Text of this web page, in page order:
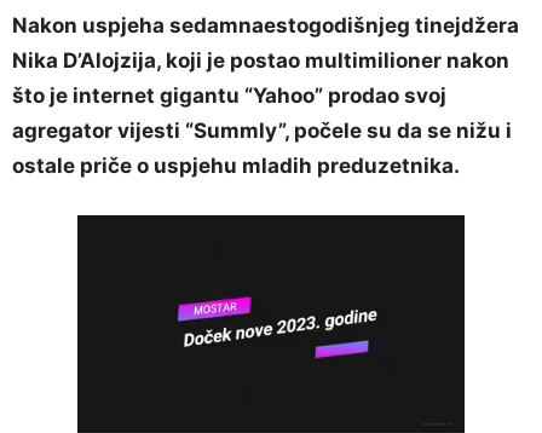
Nakon uspjeha sedamnaestogodišnjeg tinejdžera
Nika D’Alojzija, koji je postao multimilioner nakon
što je internet gigantu “Yahoo” prodao svoj
agregator vijesti “Summly”, počele su da se nižu i
ostale priče o uspjehu mladih preduzetnika.